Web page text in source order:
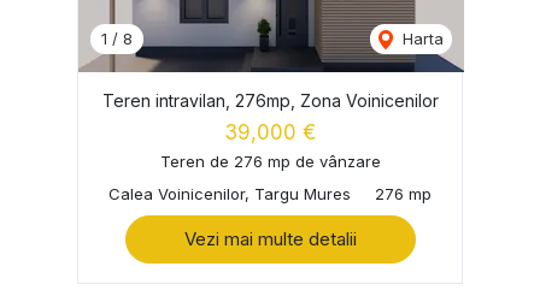
1 / 8 Harta
Teren intravilan, 276mp, Zona Voinicenilor
39,000 €
Teren de 276 mp de vânzare
Calea Voinicenilor, Targu Mures
276 mp
Vezi mai multe detalii